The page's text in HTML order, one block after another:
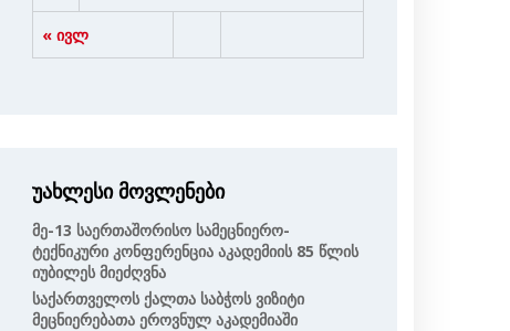
« ივლ
უახლესი მოვლენები
Მე-13 Საერთაშორისო Სამეცნიერო-
Ტექნიკური Კონფერენცია Აკადემიის 85 Წლის
Იუბილეს Მიეძღვნა
Საქართველოს Ქალთა Საბჭოს Ვიზიტი
Მეცნიერებათა Ეროვნულ Აკადემიაში